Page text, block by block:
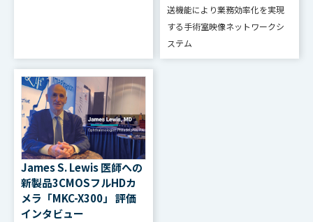
送機能により業務効率化を実現
する手術室映像ネットワークシ
ステム
James S. Lewis 医師への
新製品3CMOSフルHDカ
メラ「MKC-X300」 評価
インタビュー